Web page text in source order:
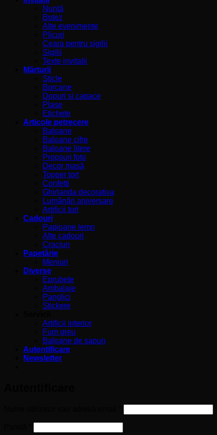
Nuntă
Botez
Alte evenimente
Plicuri
Ceara pentru sigilii
Sigilii
Texte invitatii
Mărturii
Sticle
Borcane
Dopuri si capace
Plase
Etichete
Articole petrecere
Baloane
Baloane cifre
Baloane litere
Propsuri foto
Decor masă
Topper tort
Confetti
Ghirlanda decorativa
Lumânări aniversare
Artificii tort
Cadouri
Papioane lemn
Alte cadouri
Craciun
Papetărie
Meniuri
Diverse
Eprubete
Ambalaje
Panglici
Stickere
Artificii interior
Fum greu
Baloane de sapun
Autentificare
Newsletter